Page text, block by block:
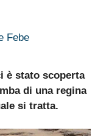
Febe
è stato scoperta
di una regina
si tratta.